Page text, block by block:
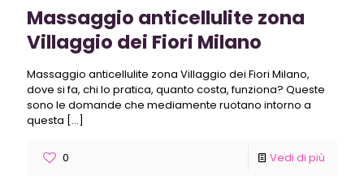
Massaggio anticellulite zona
Villaggio dei Fiori Milano
Massaggio anticellulite zona Villaggio dei Fiori Milano,
dove si fa, chi lo pratica, quanto costa, funziona? Queste
sono le domande che mediamente ruotano intorno a
questa […]
0 Vedi di più